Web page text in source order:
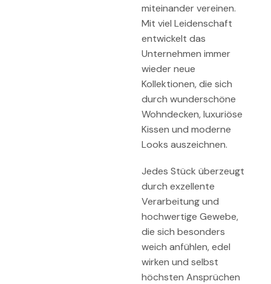
miteinander vereinen.
Mit viel Leidenschaft
entwickelt das
Unternehmen immer
wieder neue
Kollektionen, die sich
durch wunderschöne
Wohndecken, luxuriöse
Kissen und moderne
Looks auszeichnen.
Jedes Stück überzeugt
durch exzellente
Verarbeitung und
hochwertige Gewebe,
die sich besonders
weich anfühlen, edel
wirken und selbst
höchsten Ansprüchen